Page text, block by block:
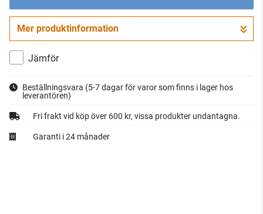
Gå till kassan
Mer produktinformation
Jämför
Beställningsvara (5-7 dagar för varor som finns i lager hos
leverantören)
Fri frakt vid köp över 600 kr, vissa produkter undantagna.
Garanti i 24 månader